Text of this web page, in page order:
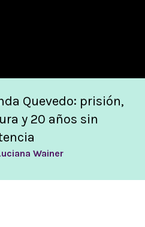
Quevedo: prisión,
y 20 años sin
Wainer